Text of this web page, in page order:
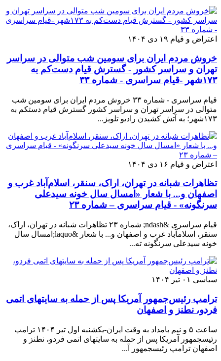
اعتراض و قیام ۱۹ دی ۱۴۰۴
خروش مردم ایران برای سومین شب متوالی در سراسر
تهران و سراسر کشور - گسترش قیام دست‌کم به
۱۷۳شهر -قیام سراسری - شماره ۳۳
قیام سراسری - شماره ۳۳ خروش مردم ایران برای سومین شب
متوالی در سراسر تهران و سراسر کشور گسترش قیام دستکم به
۱۷۳شهر؛ به آتش کشیدن رادیو تلویز...
اعتراض و قیام ۱۶ دی ۱۴۰۴
تظاهرات شبانه در تهران، اراک، سنقر، اسلام‌آباد غرب و
اصفهان و... با شعار «امسال سال خونه سیدعلی
سرنگونه» - قیام سراسری – شماره ۲۳
قیام سراسری &ndash; شماره ۲۳ تظاهرات شبانه در تهران، اراک،
سنقر، اسلامآباد غرب و اصفهان و... با شعار &laquo;امسال سال
خونه سیدعلی سرنگونه ته...
سیاسی ۰۱ تیر ۱۴۰۴
ترامپ رئیس‌جمهور آمریکا پس از حمله به سایتهای اتمی
فردو، نطنز و اصفهان
ساعت ۵ و نیم بامداد به وقت ایران-یکشنبه اول تیر ۱۴۰۴ ترامپ
رئیسجمهور آمریکا پس از حمله به سایتهای اتمی فردو، نطنز و
اصفهان ترامپ رئیسجمهور آ...